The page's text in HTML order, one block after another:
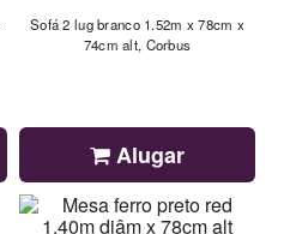
Sofá 2 lug branco 1.52m x 78cm x
74cm alt, Corbus
Alugar